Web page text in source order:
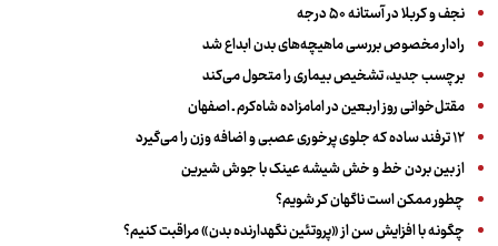
نجف و کربلا در آستانه ۵۰ درجه
رادار مخصوص بررسی ماهیچه‌های بدن ابداع شد
برچسب جدید، تشخیص بیماری را متحول می‌کند
مقتل‌خوانی روز اربعین در امامزاده شاه‌کرم ـ اصفهان
۱۲ ترفند ساده که جلوی پرخوری عصبی و اضافه ‌وزن را می‌گیرد
از بین بردن خط و خش شیشه عینک با جوش شیرین
چطور ممکن است ناگهان کر شویم؟
چگونه با افزایش سن از «پروتئین نگهدارنده بدن» مراقبت کنیم؟